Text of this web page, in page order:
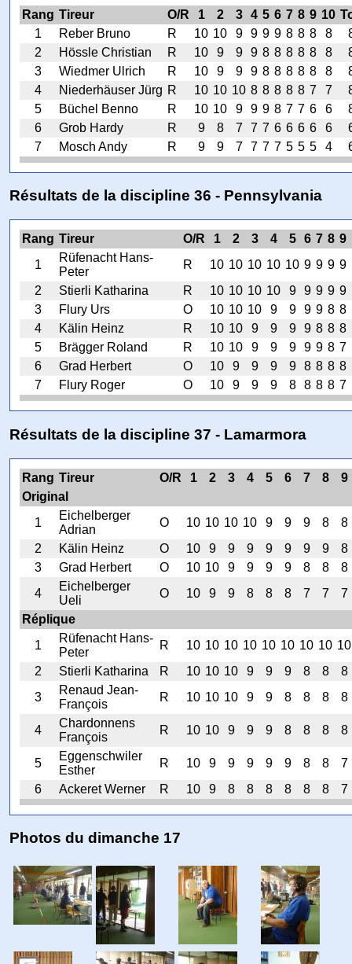
Rang Tireur O/R 1 2 3 4 5 6 7 8 9 10
1
Reber Bruno R 10 10 9 9 9 9 8 8 8 8
2
Hössle Christian R 10 9 9 9 8 8 8 8 8 8
3
Wiedmer Ulrich R 10 9 9 9 8 8 8 8 8 8
4
Niederhäuser Jürg R 10 10 10 8 8 8 8 8 7 7
5
Büchel Benno R 10 10 9 9 9 8 7 7 6 6
6
Grob Hardy R 9 8 7 7 7 6 6 6 6 6
7
Mosch Andy R 9 9 7 7 7 7 5 5 5 4
Résultats de la discipline 36 - Pennsylvania
Rang Tireur O/R 1 2 3 4 5 6 7 8 9
1
Rüfenacht Hans-
Peter
R 10 10 10 10 10 9 9 9 9
2
Stierli Katharina R 10 10 10 10 9 9 9 9 9
3
Flury Urs O 10 10 10 9 9 9 9 8 8
4
Kälin Heinz R 10 10 9 9 9 9 8 8 8
5
Brägger Roland R 10 10 9 9 9 9 9 8 7
6
Grad Herbert O 10 9 9 9 9 8 8 8 8
7
Flury Roger O 10 9 9 9 8 8 8 8 7
Résultats de la discipline 37 - Lamarmora
Rang Tireur O/R 1 2 3 4 5 6 7 8
9
Original
1
Eichelberger
Adrian
O 10 10 10 10 9 9 9 8
8
2
Kälin Heinz O 10 9 9 9 9 9 9 9
8
3
Grad Herbert O 10 10 9 9 9 9 8 8
8
4
Eichelberger
Ueli
O 10 9 9 8 8 8 7 7
7
Réplique
1
Rüfenacht Hans-
Peter
R 10 10 10 10 10 10 10 10 10
2
Stierli Katharina R 10 10 10 9 9 9 8 8
8
3
Renaud Jean-
François
R 10 10 10 9 9 8 8 8 8
4
Chardonnens
François
R 10 10 9 9 9 8 8 8 8
5
Eggenschwiler
Esther
R 10 9 9 9 9 9 8 8
7
6
Ackeret Werner R 10 9 8 8 8 8 8 8 7
Photos du dimanche 17